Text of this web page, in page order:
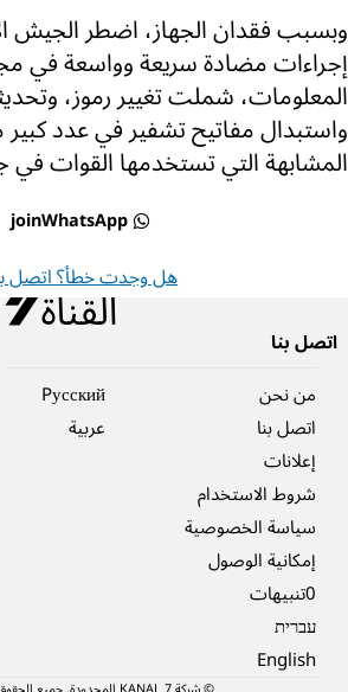
وبسبب فقدان الجهاز، اضطر الجيش
إجراءات مضادة سريعة وواسعة في
المعلومات، شملت تغيير رموز،
واستبدال مفاتيح تشفير في عدد كبير
المشابهة التي تستخدمها القوات
joinWhatsApp
هل وجدت خطأ؟ اتصل
اتصل بنا
من نحن
اتصل بنا
إعلانات
شروط الاستخدام
سياسة الخصوصية
إمكانية الوصول
0تنبيهات
עברית
English
Pусский
عربية